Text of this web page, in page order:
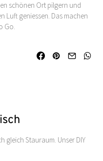
schönen Ort pilgern und
Luft geniessen. Das machen
Go.
gleich Stauraum. Unser DIY